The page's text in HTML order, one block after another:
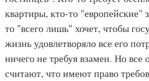
квартиры, кто-то "европейские"
то "всего лишь" хочет, чтобы
жизнь удовлетворяло все его
ничего не требуя взамен. Но все
считают, что имеют право